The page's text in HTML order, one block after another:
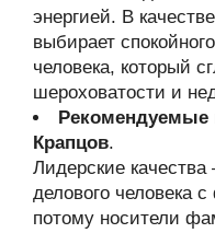
энергией. В
выбирает
человека, который
шероховатости и
Крапцов.
Лидерские
делового человека
потому носители